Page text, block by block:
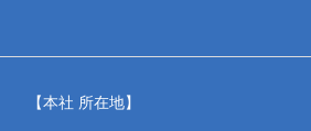
【本社 所在地】